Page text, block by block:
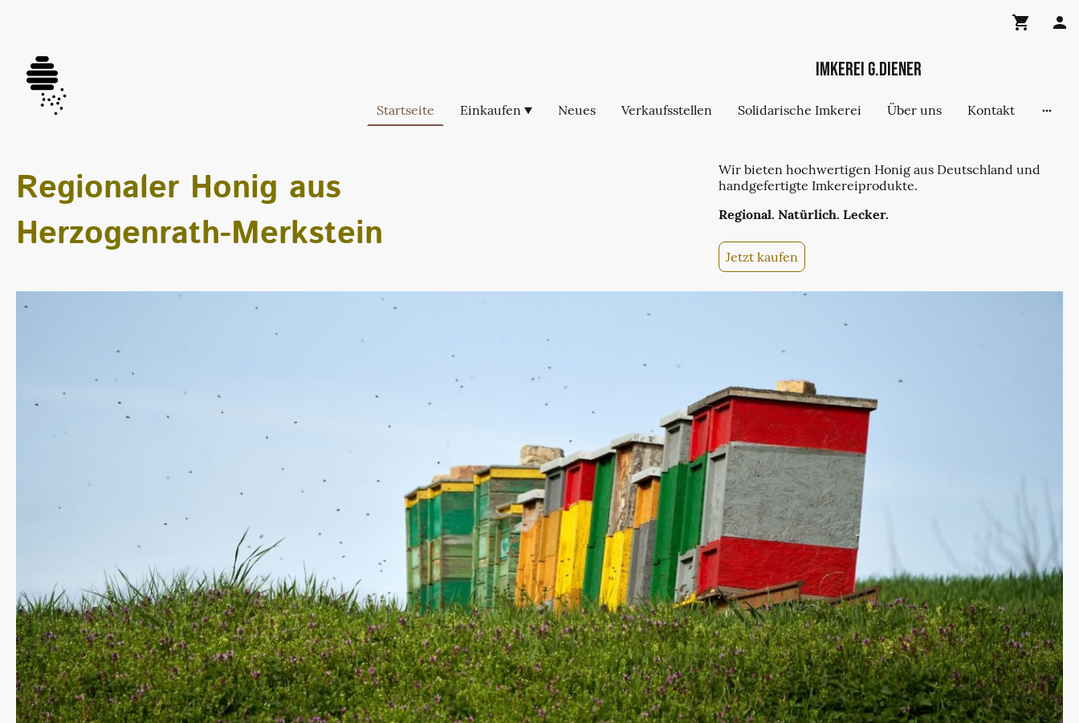
Imkerei G.Diener
Startseite Einkaufen Neues Verkaufsstellen Solidarische Imkerei Über uns Kontakt
Regionaler Honig aus
Herzogenrath-Merkstein
Wir bieten hochwertigen Honig aus Deutschland und
handgefertigte Imkereiprodukte.
Regional. Natürlich. Lecker.
Jetzt kaufen